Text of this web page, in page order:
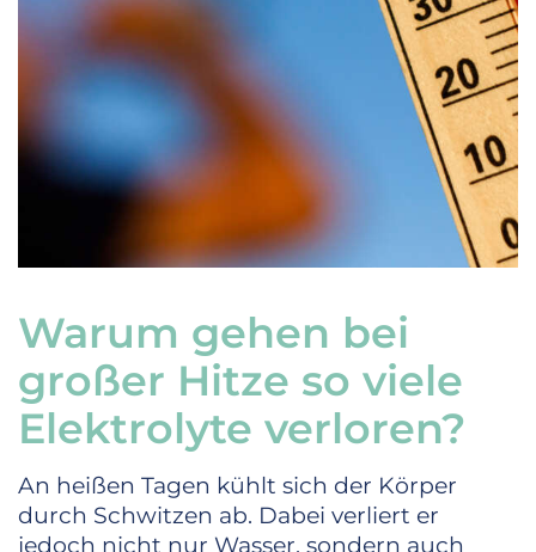
Warum gehen bei
großer Hitze so viele
Elektrolyte verloren?
An heißen Tagen kühlt sich der Körper
durch Schwitzen ab. Dabei verliert er
jedoch nicht nur Wasser, sondern auch